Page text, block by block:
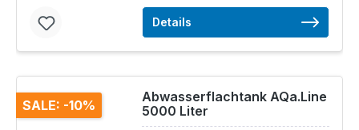
Details
SALE: -10%
Abwasserflachtank AQa.Line
5000 Liter